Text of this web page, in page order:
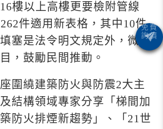
樓以上高樓更要檢附管線
件適用新表格，其中10件
塞是法令明文規定外，微正
，鼓勵民間推動。
圍繞建築防火與防震2大主
結構領域專家分享「梯間加
防火排煙新趨勢」、「21世